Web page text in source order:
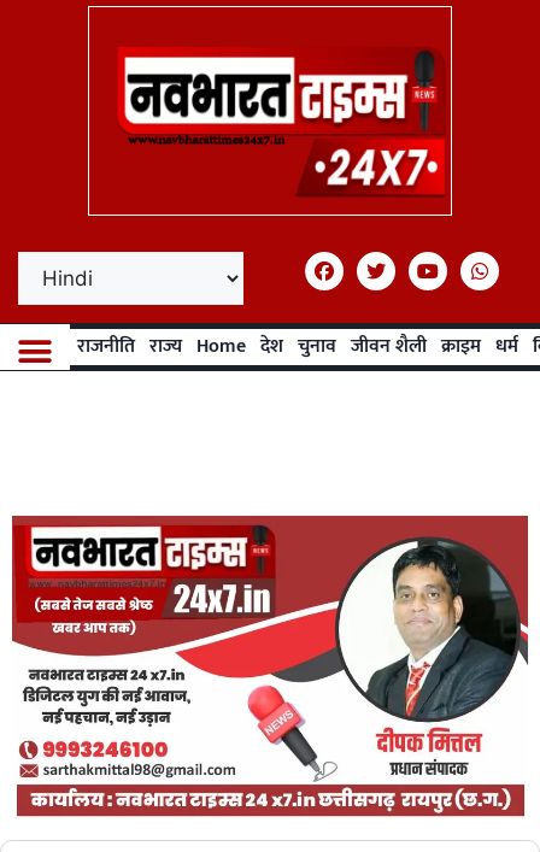
राजनीति राज्य Home देश चुनाव जीवन शैली क्राइम धर्म